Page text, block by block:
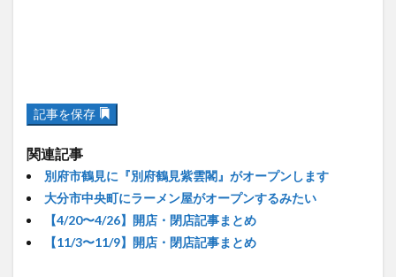
関連記事
別府市鶴見に『別府鶴見紫雲閣』がオープンします
大分市中央町にラーメン屋がオープンするみたい
【4/20〜4/26】開店・閉店記事まとめ
【11/3〜11/9】開店・閉店記事まとめ